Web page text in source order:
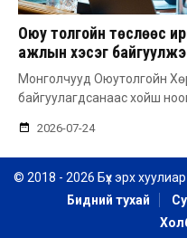
Оюу толгойн төслөөс
ажлын хэсэг
Монголчууд Оюутолгойн
байгуулагдсанаас хойш
2026-07-24
© 2018 - 2026 Бүх эрх
Бидний тухай